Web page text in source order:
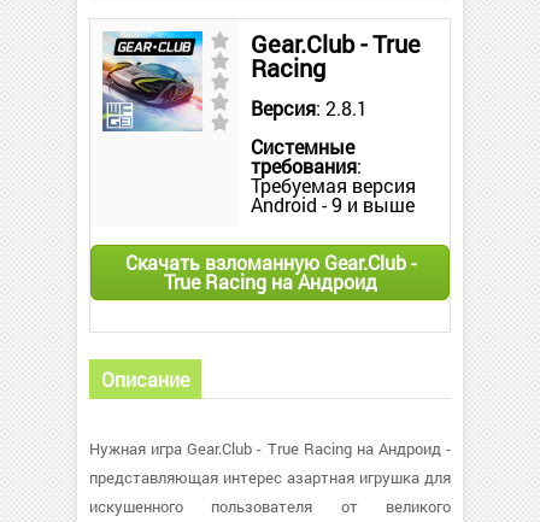
Gear.Club - True
Racing
Версия: 2.8.1
Системные
требования:
Требуемая версия
Android - 9 и выше
Скачать взломанную Gear.Club -
True Racing на Андроид
Описание
Нужная игра Gear.Club - True Racing на Андроид -
представляющая интерес азартная игрушка для
искушенного пользователя от великого